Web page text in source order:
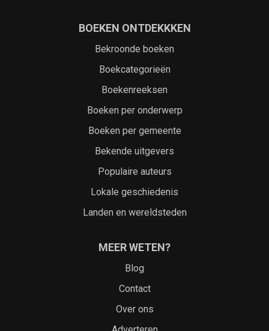
BOEKEN ONTDEKKKEN
Bekroonde boeken
Boekcategorieën
Boekenreeksen
Boeken per onderwerp
Boeken per gemeente
Bekende uitgevers
Populaire auteurs
Lokale geschiedenis
Landen en wereldsteden
MEER WETEN?
Blog
Contact
Over ons